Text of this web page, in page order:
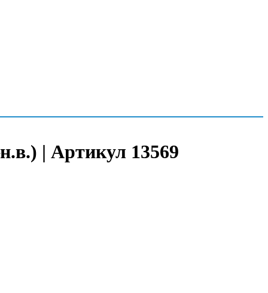
| Артикул 13569